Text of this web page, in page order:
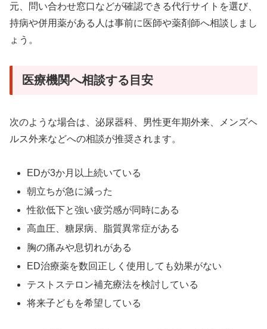
元、問い合わせ窓口などが確認できる代行サイトを選び、
持病や併用薬がある人は事前に医師や薬剤師へ相談しまし
ょう。
医療機関へ相談する目安
次のような場合は、泌尿器科、男性更年期外来、メンズヘ
ルス外来などへの相談が推奨されます。
EDが3か月以上続いている
朝立ちが急に減った
性欲低下と強い疲労感が同時にある
高血圧、糖尿病、脂質異常症がある
胸の痛みや息切れがある
ED治療薬を数回正しく使用しても効果がない
テストステロン補充療法を検討している
将来子どもを希望している